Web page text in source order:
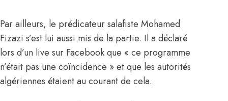
Par ailleurs, le prédicateur salafiste Mohamed
Fizazi s’est lui aussi mis de la partie. Il a déclaré
lors d’un live sur Facebook que « ce programme
n’était pas une coïncidence » et que les autorités
algériennes étaient au courant de cela.